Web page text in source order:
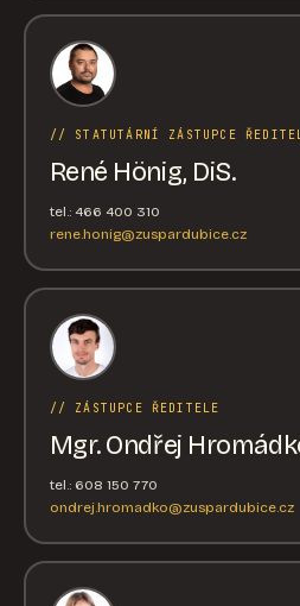
// STATUTÁRNÍ ZÁSTUPCE
René Hönig, DiS.
tel.: 466 400 310
rene.honig@zuspardubice.cz
// ZÁSTUPCE ŘEDITELE
Mgr. Ondřej
tel.: 608 150 770
ondrej.hromadko@zuspardubice.cz